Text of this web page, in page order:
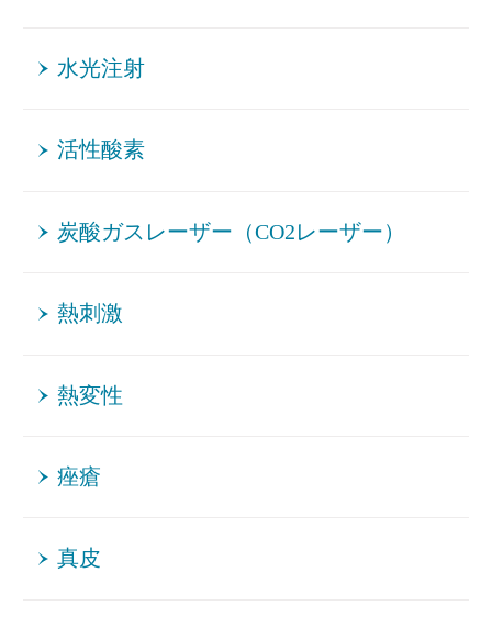
水光注射
活性酸素
炭酸ガスレーザー（CO2レーザー）
熱刺激
熱変性
痤瘡
真皮